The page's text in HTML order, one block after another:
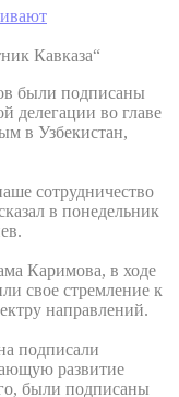
Кавказа“
были подписаны
делегации во главе
в Узбекистан,
сотрудничество
в понедельник
Каримова, в ходе
свое стремление к
направлений.
подписали
развитие
были подписаны